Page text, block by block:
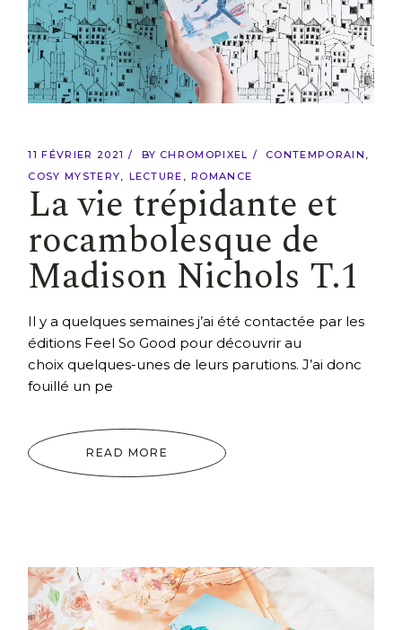
11 FÉVRIER 2021 BY CHROMOPIXEL
CONTEMPORAIN
COSY MYSTERY
LECTURE ROMANCE
La vie trépidante et
rocambolesque de
Madison Nichols T.1
Il y a quelques semaines j’ai été contactée par les
éditions Feel So Good pour découvrir au
choix quelques-unes de leurs parutions. J’ai donc
fouillé un pe
READ MORE